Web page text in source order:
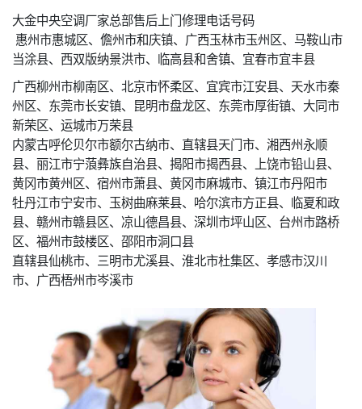
大金中央空调厂家总部售后上门修理电话号码
惠州市惠城区、儋州市和庆镇、广西玉林市玉州区、马鞍山市
当涂县、西双版纳景洪市、临高县和舍镇、宜春市宜丰县
广西柳州市柳南区、北京市怀柔区、宜宾市江安县、天水市秦
州区、东莞市长安镇、昆明市盘龙区、东莞市厚街镇、大同市
新荣区、运城市万荣县
内蒙古呼伦贝尔市额尔古纳市、直辖县天门市、湘西州永顺
县、丽江市宁蒗彝族自治县、揭阳市揭西县、上饶市铅山县、
黄冈市黄州区、宿州市萧县、黄冈市麻城市、镇江市丹阳市
牡丹江市宁安市、玉树曲麻莱县、哈尔滨市方正县、临夏和政
县、赣州市赣县区、凉山德昌县、深圳市坪山区、台州市路桥
区、福州市鼓楼区、邵阳市洞口县
直辖县仙桃市、三明市尤溪县、淮北市杜集区、孝感市汉川
市、广西梧州市岑溪市